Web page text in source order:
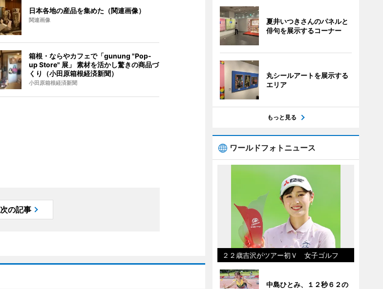
日本各地の産品を集めた（関連画像）
関連画像
箱根・ならやカフェで「gunung "Pop-
up Store" 展」 素材を活かし驚きの商品づ
くり（小田原箱根経済新聞）
小田原箱根経済新聞
次の記事
夏井いつきさんのパネルと
俳句を展示するコーナー
丸シールアートを展示する
エリア
もっと見る
ワールドフォトニュース
２２歳吉沢がツアー初Ｖ 女子ゴルフ
中島ひとみ、１２秒６２の